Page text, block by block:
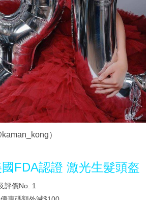
）
FDA認證 激光生髮頭盔
評價No. 1